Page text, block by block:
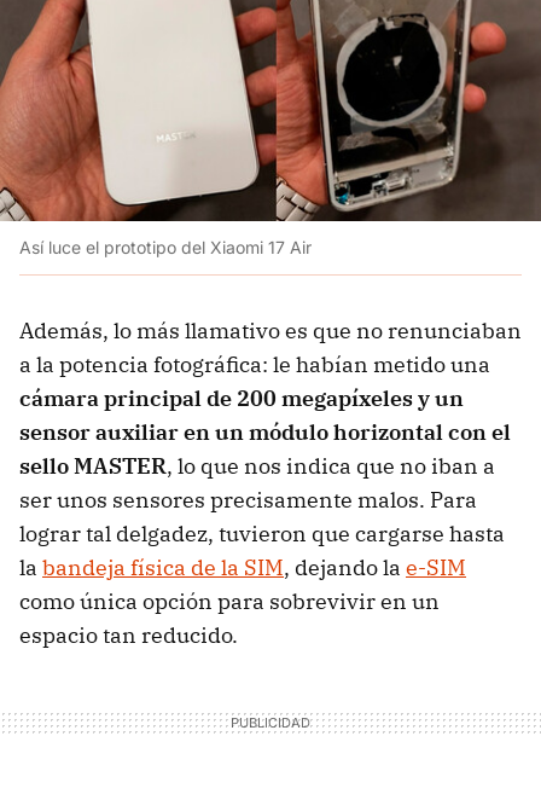
Así luce el prototipo del Xiaomi 17 Air
Además, lo más llamativo es que no renunciaban
a la potencia fotográfica: le habían metido una
cámara principal de 200 megapíxeles y un
sensor auxiliar en un módulo horizontal con el
sello MASTER, lo que nos indica que no iban a
ser unos sensores precisamente malos. Para
lograr tal delgadez, tuvieron que cargarse hasta
la bandeja física de la SIM, dejando la e-SIM
como única opción para sobrevivir en un
espacio tan reducido.